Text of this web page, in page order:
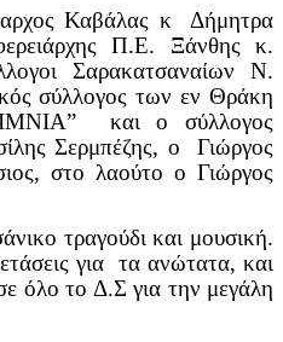
Καβάλας κ Δήμητρα
Π.Ε. Ξάνθης κ.
Σαρακατσαναίων Ν.
των εν Θράκη
και ο σύλλογος
Σερμπέζης, ο Γιώργος
στο λαούτο ο Γιώργος
τραγούδι και μουσική.
για τα ανώτατα, και
όλο το Δ.Σ για την μεγάλη